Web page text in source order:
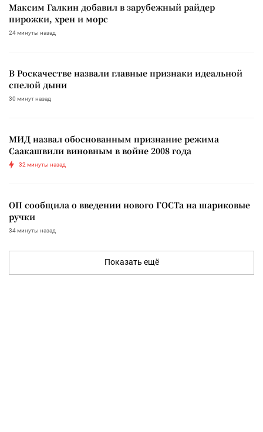
Максим Галкин добавил в зарубежный райдер
пирожки, хрен и морс
24 минуты назад
В Роскачестве назвали главные признаки идеальной
спелой дыни
30 минут назад
МИД назвал обоснованным признание режима
Саакашвили виновным в войне 2008 года
32 минуты назад
ОП сообщила о введении нового ГОСТа на шариковые
ручки
34 минуты назад
Показать ещё